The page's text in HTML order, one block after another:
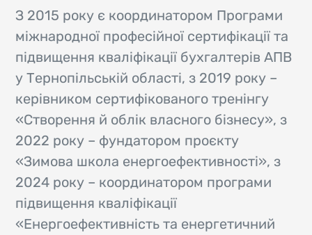
З 2015 року є координатором Програми
міжнародної професійної сертифікації та
підвищення кваліфікації бухгалтерів АПВ
у Тернопільській області, з 2019 року –
керівником сертифікованого тренінгу
«Створення й облік власного бізнесу», з
2022 року – фундатором проєкту
«Зимова школа енергоефективності», з
2024 року – координатором програми
підвищення кваліфікації
«Енергоефективність та енергетичний